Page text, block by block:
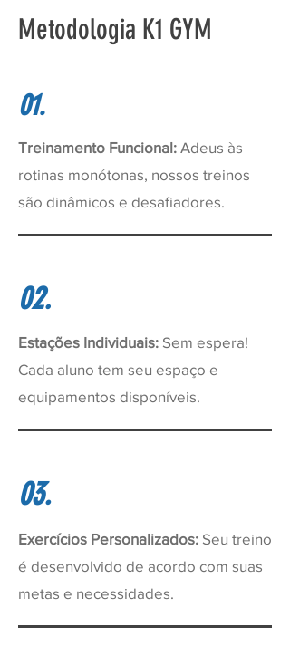
Metodologia K1 GYM
01.
Treinamento Funcional: Adeus às
rotinas monótonas, nossos treinos
são dinâmicos e desafiadores.
02.
Estações Individuais: Sem espera!
Cada aluno tem seu espaço e
equipamentos disponíveis.
03.
Exercícios Personalizados: Seu treino
é desenvolvido de acordo com suas
metas e necessidades.